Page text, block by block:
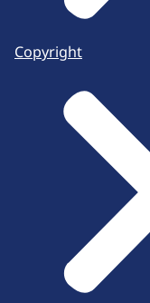
Copyright